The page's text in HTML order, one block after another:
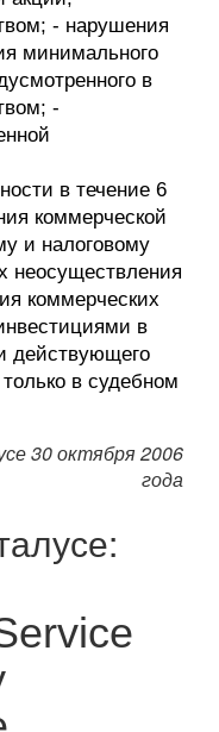
- нарушения
минимального
в
-
в течение 6
коммерческой
и налоговому
неосуществления
коммерческих
в
действующего
только в судебном
30 октября 2006
года